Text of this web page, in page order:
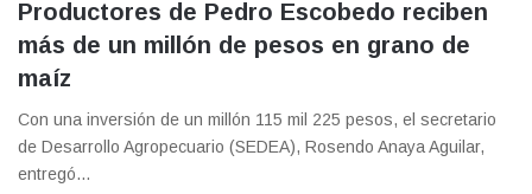
Productores de Pedro Escobedo reciben
más de un millón de pesos en grano de
maíz
Con una inversión de un millón 115 mil 225 pesos, el secretario
de Desarrollo Agropecuario (SEDEA), Rosendo Anaya Aguilar,
entregó…